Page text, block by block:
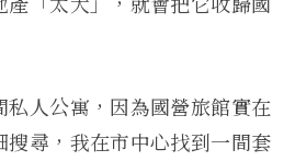
人公寓，因為國營旅館實在
搜尋，我在市中心找到一間套